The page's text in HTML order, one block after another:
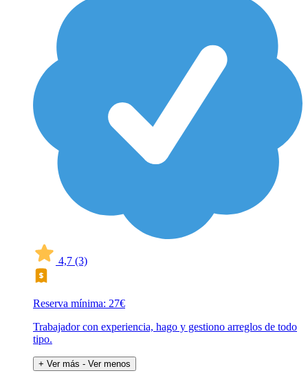
4,7 (3)
Reserva mínima: 27€
Trabajador con experiencia, hago y gestiono arreglos de todo
tipo.
+ Ver más - Ver menos